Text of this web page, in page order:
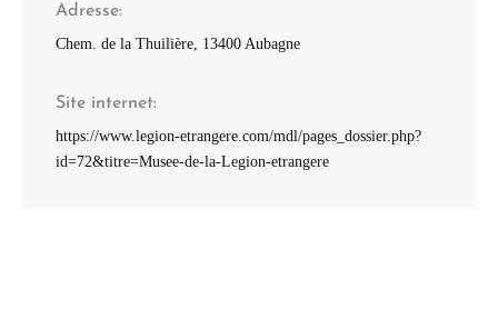
Adresse
Chem. de la Thuilière, 13400 Aubagne
Site internet
https://www.legion-etrangere.com/mdl/pages_dossier.php?
id=72&titre=Musee-de-la-Legion-etrangere